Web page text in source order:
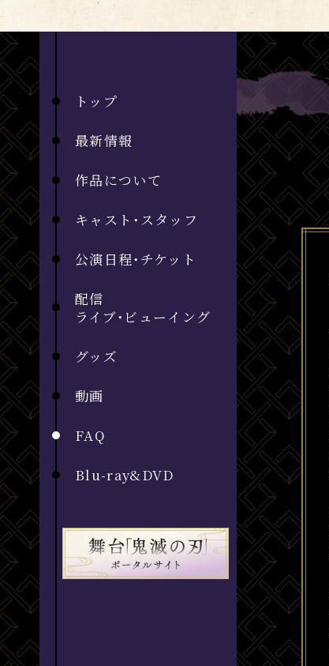
トップ
最新情報
作品について
キャスト・スタッフ
公演日程・チケット
配信
ライブ・ビューイング
グッズ
動画
FAQ
Blu-ray&DVD